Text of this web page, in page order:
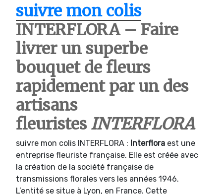
suivre mon colis
INTERFLORA – Faire
livrer un superbe
bouquet de fleurs
rapidement par un des
artisans
fleuristes INTERFLORA
suivre mon colis INTERFLORA : Interflora est une
entreprise fleuriste française. Elle est créée avec
la création de la société française de
transmissions florales vers les années 1946.
L’entité se situe à Lyon, en France. Cette